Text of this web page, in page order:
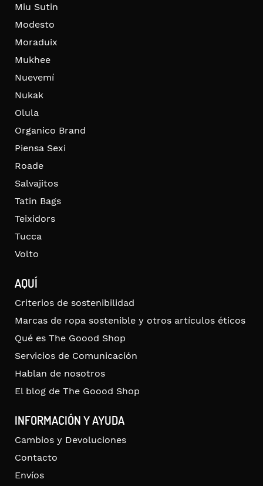
Miu Sutin
Modesto
Moraduix
Mukhee
Nuevemí
Nukak
Olula
Organico Brand
Piensa Sexi
Roade
Salvajitos
Tatin Bags
Teixidors
Tucca
Volto
AQUÍ
Criterios de sostenibilidad
Marcas de ropa sostenible y otros artículos éticos
Qué es The Goood Shop
Servicios de Comunicación
Hablan de nosotros
El blog de The Goood Shop
INFORMACIÓN Y AYUDA
Cambios y Devoluciones
Contacto
Envíos